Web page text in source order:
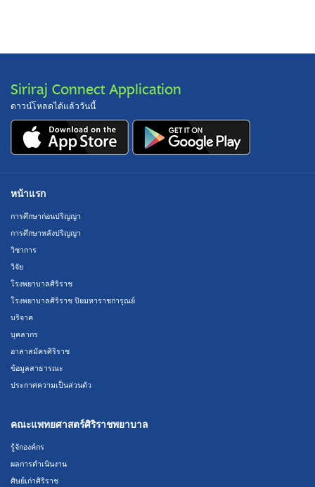
Siriraj Connect Application
ดาวน์โหลดได้แล้ววันนี้
หน้าแรก
การศึกษาก่อนปริญญา
การศึกษาหลังปริญญา
วิชาการ
วิจัย
โรงพยาบาลศิริราช
โรงพยาบาลศิริราช ปิยมหาราชการุณย์
บริจาค
บุคลากร
อาสาสมัครศิริราช
ข้อมูลสาธารณะ
ประกาศความเป็นส่วนตัว
คณะแพทยศาสตร์ศิริราชพยาบาล
รู้จักองค์กร
ผลการดำเนินงาน
ศิษย์เก่าศิริราช